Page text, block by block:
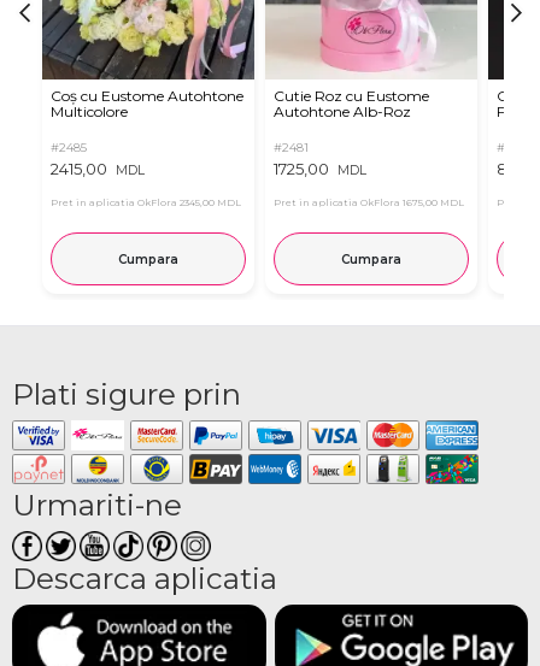
Coș cu Eustome Autohtone
Multicolore
#2485
2415,00 MDL
Pret in aplicatia OkFlora 2345,00 MDL
Cumpara
Cutie Roz cu Eustome
Autohtone Alb-Roz
#2481
1725,00 MDL
Pret in aplicatia OkFlora 1675,00 MDL
Cumpara
Cutie
#2854
Pret in
Plati sigure prin
Urmariti-ne
Descarca aplicatia